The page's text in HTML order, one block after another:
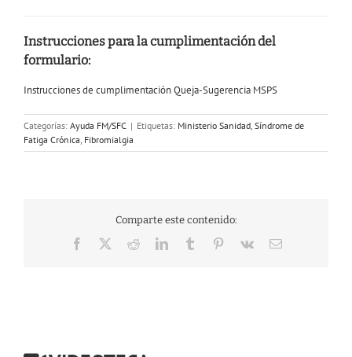
Instrucciones para la cumplimentación del
formulario:
Instrucciones de cumplimentación Queja-Sugerencia MSPS
Categorías: Ayuda FM/SFC | Etiquetas: Ministerio Sanidad, Síndrome de
Fatiga Crónica, Fibromialgia
Comparte este contenido:
Facebook RedditLinkedInTumblr Pinterest
Vk
Correo